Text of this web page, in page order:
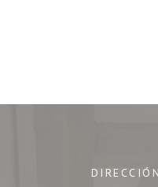
DIRECCIÓN